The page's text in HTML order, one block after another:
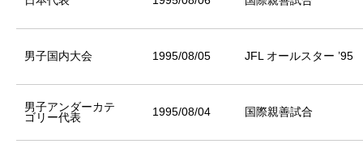
男子国内大会 1995/08/05 JFL オールスター ’95
男子アンダーカテ
ゴリー代表
1995/08/04 国際親善試合